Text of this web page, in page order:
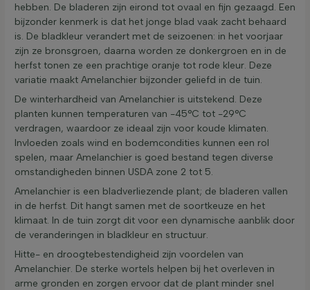
hebben. De bladeren zijn eirond tot ovaal en fijn gezaagd. Een
bijzonder kenmerk is dat het jonge blad vaak zacht behaard
is. De bladkleur verandert met de seizoenen: in het voorjaar
zijn ze bronsgroen, daarna worden ze donkergroen en in de
herfst tonen ze een prachtige oranje tot rode kleur. Deze
variatie maakt Amelanchier bijzonder geliefd in de tuin.
De winterhardheid van Amelanchier is uitstekend. Deze
planten kunnen temperaturen van -45°C tot -29°C
verdragen, waardoor ze ideaal zijn voor koude klimaten.
Invloeden zoals wind en bodemcondities kunnen een rol
spelen, maar Amelanchier is goed bestand tegen diverse
omstandigheden binnen USDA zone 2 tot 5.
Amelanchier is een bladverliezende plant; de bladeren vallen
in de herfst. Dit hangt samen met de soortkeuze en het
klimaat. In de tuin zorgt dit voor een dynamische aanblik door
de veranderingen in bladkleur en structuur.
Hitte- en droogtebestendigheid zijn voordelen van
Amelanchier. De sterke wortels helpen bij het overleven in
arme gronden en zorgen ervoor dat de plant minder snel